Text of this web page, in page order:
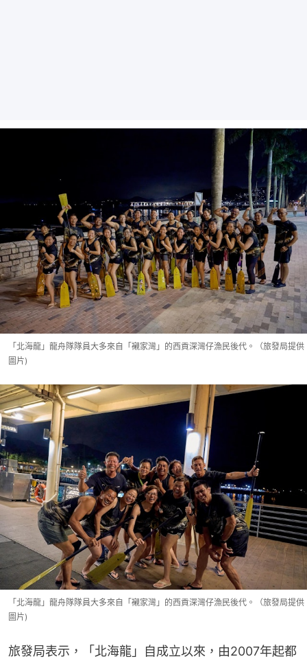
「北海龍」龍舟隊隊員大多來自「襯家灣」的西貢深灣仔漁民後代。（旅發局提供
圖片)
「北海龍」龍舟隊隊員大多來自「襯家灣」的西貢深灣仔漁民後代。（旅發局提供
圖片)
旅發局表示，「北海龍」自成立以來，由2007年起都